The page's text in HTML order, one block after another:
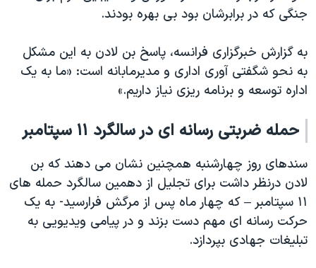
جنگی که در برابرشان بود بی بهره بودند.
به گزارش خبرگزاری فرانسه، پاسخ بن لادن به این مشکل
به نحو شگفتی آوری اداری و مدیرمابانه است: «ما به یک
اداره توسعه و برنامه ریزی نیاز داریم.»
حمله ضربتی رسانه ای در سالگرد ۱۱ سپتامبر
سندهای روز چهارشنبه همچنین نشان می دهند که بن
لادن درنظر داشت برای تجلیل از دهمین سالگرد حمله های
۱۱ سپتامبر – که چهار ماه پس از مرگش فرارسید- به یک
حرکت رسانه ای مهم دست بزند و در پیامی ویدیویی به
تبلیغات جهادی بپردازد.